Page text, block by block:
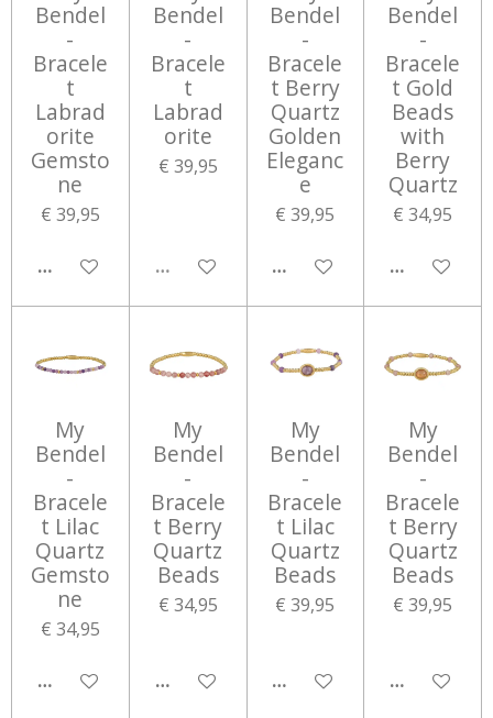
Bendel
-
Bracele
t
Labrad
orite
Gemsto
ne
€ 39,95
IN WINKELWAGEN
Bendel
-
Bracele
t
Labrad
orite
€ 39,95
UITVERKOCHT
Bendel
-
Bracele
t Berry
Quartz
Golden
Eleganc
e
€ 39,95
IN WINKELWAGEN
Bendel
-
Bracele
t Gold
Beads
with
Berry
Quartz
€ 34,95
IN
My
Bendel
-
Bracele
t Lilac
Quartz
Gemsto
ne
€ 34,95
IN WINKELWAGEN
My
Bendel
-
Bracele
t Berry
Quartz
Beads
€ 34,95
IN WINKELWAGEN
My
Bendel
-
Bracele
t Lilac
Quartz
Beads
€ 39,95
IN WINKELWAGEN
My
Bendel
-
Bracele
t Berry
Quartz
Beads
€ 39,95
IN